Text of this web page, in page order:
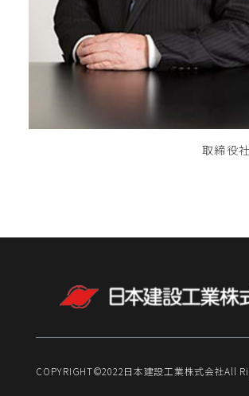
取締役
COPYRIGHT©2022⽇本建設⼯業株式会社All